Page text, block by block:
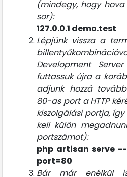
(mindegy, hogy
sor):
127.0.0.1 demo.test
Lépjünk vissza a
Development
futtassuk újra a
adjunk hozzá
80-as port a HTTP
kiszolgálási portja,
kell külön
portszámot):
php artisan serve
port=80
Bár már enélkül